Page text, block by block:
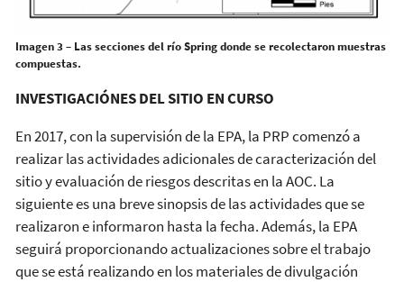
Imagen 3 – Las secciones del río Spring donde se recolectaron muestras
compuestas.
INVESTIGACIÓNES DEL SITIO EN CURSO
En 2017, con la supervisión de la EPA, la PRP comenzó a
realizar las actividades adicionales de caracterización del
sitio y evaluación de riesgos descritas en la AOC. La
siguiente es una breve sinopsis de las actividades que se
realizaron e informaron hasta la fecha. Además, la EPA
seguirá proporcionando actualizaciones sobre el trabajo
que se está realizando en los materiales de divulgación